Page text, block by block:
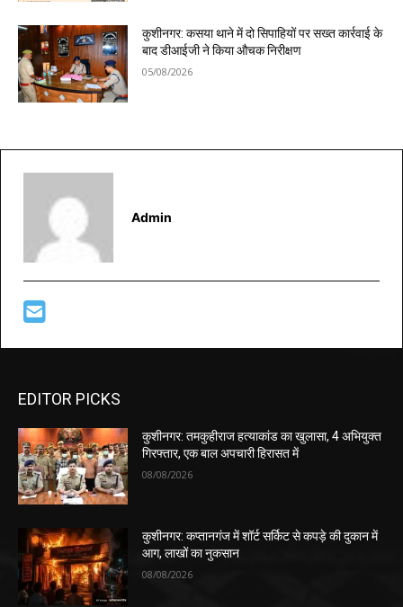
कुशीनगर: कसया थाने में दो सिपाहियों पर सख्त कार्रवाई के
बाद डीआईजी ने किया औचक निरीक्षण
05/08/2026
Admin
EDITOR PICKS
कुशीनगर: तमकुहीराज हत्याकांड का खुलासा, 4 अभियुक्त
गिरफ्तार, एक बाल अपचारी हिरासत में
08/08/2026
कुशीनगर: कप्तानगंज में शॉर्ट सर्किट से कपड़े की दुकान में
आग, लाखों का नुकसान
08/08/2026